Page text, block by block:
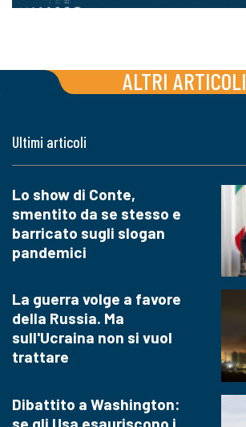
ALTRI ARTICOLI
Ultimi articoli
Lo show di Conte,
smentito da se stesso e
barricato sugli slogan
pandemici
La guerra volge a favore
della Russia. Ma
sull'Ucraina non si vuol
trattare
Dibattito a Washington:
se gli Usa esauriscono i